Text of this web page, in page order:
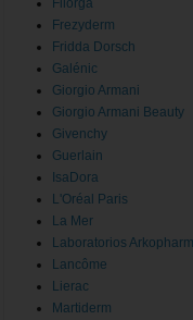
Frezyderm
Fridda Dorsch
Galénic
Giorgio Armani
Giorgio Armani Beauty
Givenchy
Guerlain
IsaDora
L'Oréal Paris
La Mer
Laboratorios
Lancôme
Lierac
Martiderm